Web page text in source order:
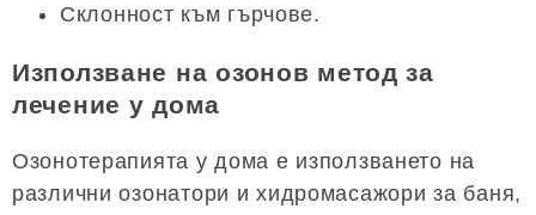
Склонност към гърчове.
Използване на озонов метод за
лечение у дома
Озонотерапията у дома е използването на
различни озонатори и хидромасажори за баня,